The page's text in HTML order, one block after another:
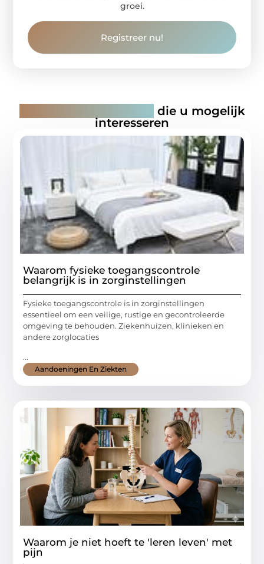
groei.
Registreer nu!
die u mogelijk
interesseren
Waarom fysieke toegangscontrole
belangrijk is in zorginstellingen
Fysieke toegangscontrole is in zorginstellingen
essentieel om een veilige, rustige en gecontroleerde
omgeving te behouden. Ziekenhuizen, klinieken en
andere zorglocaties
...
Aandoeningen En Ziekten
Waarom je niet hoeft te 'leren leven' met
pijn